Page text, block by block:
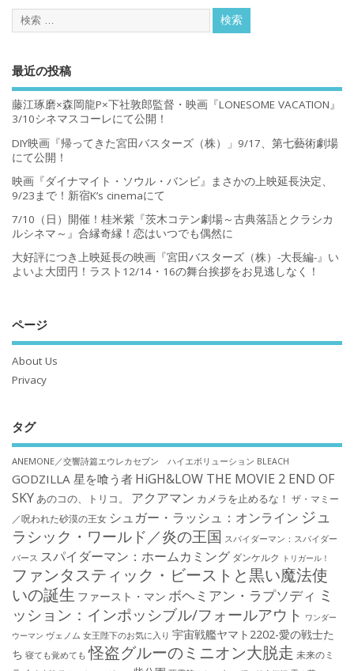
最近の投稿
藤江琢磨×森岡龍P×下社敦郎監督・映画『LONESOME VACATION』
3/10シネマスコーレにて公開！
DIY映画『帰ってきた宮田バスターズ（株）」9/17、第七藝術劇場
にて公開！
映画『ダイナマイト・ソウル・バンビ』まさかの上映延長決定、
9/23まで！新宿K’s cinemaにて
7/10（日）開催！桂米紫『茨木コテン劇場～古典落語とクラシカ
ルシネマ～』合縁奇縁！恋はいつでも偶然に
大好評につき上映延長の映画『宮田バスターズ（株）-大長編-』い
よいよ大団円！ラスト12/14・16の舞台挨拶をお見逃しなく！
ページ
About Us
Privacy
タグ
ANEMONE／交響詩篇エウレカセブン ハイエボリューション BLEACH
GODZILLA 星を喰う者 HiGH&LOW THE MOVIE 2 END OF
SKYあのコの、トリコ。 アクアマン カメラを止めるな！ ザ・マミー
／呪われた砂漠の王女 シュガー・ラッシュ：オンライン ジュ
ラシック・ワールド／炎の王国 スパイダーマン：スパイダー
バース スパイダーマン：ホームカミング ダンケルク トリガール！
ファンタスティック・ビーストと黒い魔法使
いの誕生 ファースト・マン ボヘミアン・ラプソディ ミ
ッション：インポッシブル/フォールアウト ワンダー
ウーマン ヴェノム 女王陛下のお気に入り 宇宙戦艦ヤマト2202-愛の戦士た
ち 寝ても覚めても 怪盗グルーのミニオン大脱走 未来のミ